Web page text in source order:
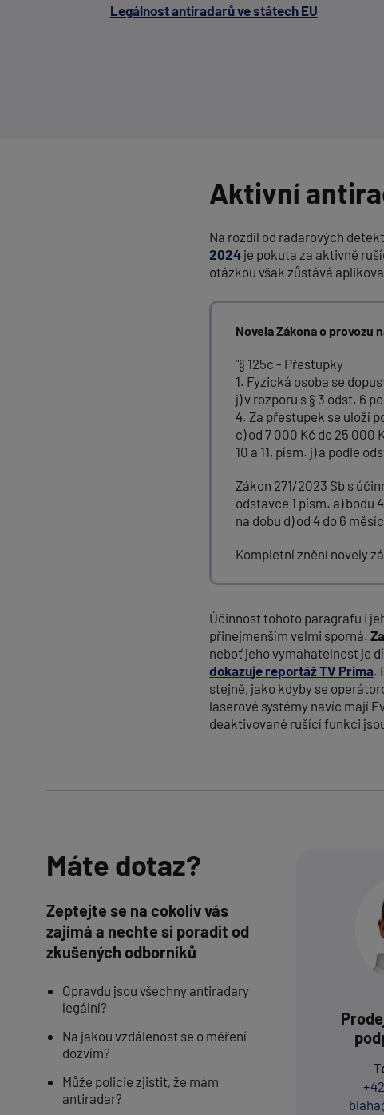
Legálnost antiradarů ve státech EU
Aktivní
Na rozdíl od radarových
2024 je pokuta za aktivně
otázkou však zůstává
Novela Zákona o provozu
"§ 125c - Přestupky
1. Fyzická osoba se
j) v rozporu s § 3 odst. 6
4. Za přestupek se uloží
c) od 7 000 Kč do 25 000
10 a 11, písm. j) a podle
Zákon 271/2023 Sb s
odstavce 1 písm. a) bodu
na dobu d) od 4 do 6
Kompletní znění novely
Účinnost tohoto paragrafu i
přinejmenším velmi sporná.
neboť jeho vymahatelnost je
dokazuje reportáž TV Prima.
stejně, jako kdyby se
laserové systémy navíc mají
deaktivované rušící funkci
Máte dotaz?
Zeptejte se na cokoliv vás
zajímá a nechte si poradit od
zkušených odborníků
Opravdu jsou všechny antiradary
legální?
Na jakou vzdálenost se o měření
dozvím?
Může policie zjistit, že mám
antiradar?